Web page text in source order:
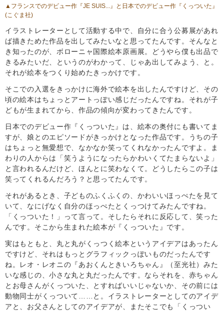
▲フランスでのデビュー作『JE SUIS...』と日本でのデビュー作 『くっついた』
(こぐま社)
イラストレーターとして活動する中で、自分に合う公募展があれ
ば描きためた作品を出してみたいなと思ってたんです。そんなと
き知ったのが、ボローニャ国際絵本原画展。どうやら僕も出品で
きるみたいだ、というのがわかって、じゃあ出してみよう、と。
それが絵本をつくり始めたきっかけです。
そこでの入選をきっかけに海外で絵本を出したんですけど、その
頃の絵本はちょっとアートっぽい感じだったんですね。それが子
どもが生まれてから、作品の傾向が変わってきたんです。
日本でのデビュー作『くっついた』は、絵本の奥付にも書いてま
すが、娘とのエピソードがきっかけとなった作品です。うちの子
はちょっと無愛想で、なかなか笑ってくれなかったんですよ。ま
わりの人からは「笑うようになったらかわいくてたまらないよ」
と言われるんだけど、ほんとに笑わなくて。どうしたらこの子は
笑ってくれるんだろう？と思ってたんです。
それがあるとき、子どものふくふくの、かわいいほっぺたを見て
いて、なにげなく自分のほっぺたとくっつけてみたんですね。
「くっついた！」って言って。そしたらそれに反応して、笑った
んです。そこから生まれた絵本が『くっついた』です。
実はもともと、丸と丸がくっつく絵本というアイデアはあったん
ですけど、それはもっとグラフィックっぽいものだったんです
ね。レオ・レオニの『あおくんときいろちゃん』（至光社）みた
いな感じの、小さな丸と丸だったんです。ならそれを、赤ちゃん
とお母さんがくっついた、とすればいいじゃないか、その前には
動物同士がくっついて……と。イラストレーターとしてのアイデ
アと、お父さんとしてのアイデアが、またそこでも「くっつい